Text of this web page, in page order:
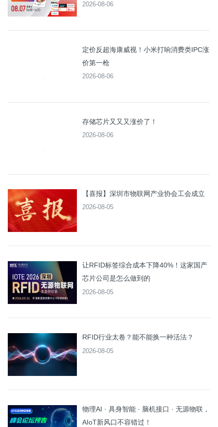
2026-08-06
定价反超海康威视！小米打响消费类IPC涨
价第一枪
2026-08-06
存储芯片又又又涨价了！
2026-08-06
【喜报】深圳市物联网产业协会工会成立
2026-08-05
让RFID标签综合成本下降40%！这家国产
芯片公司是怎么做到的
2026-08-05
RFID行业太卷？能不能换一种活法？
2026-08-05
物理AI · 具身智能 · 脑机接口 · 无源物联，
AIoT新风口不容错过！